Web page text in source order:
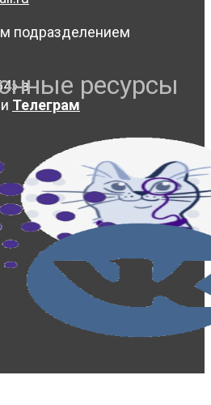
подразделением
в
и Телеграм
ресурсы